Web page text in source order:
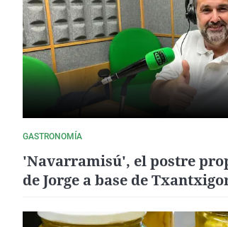
GASTRONOMÍA
'Navarramisú', el postre
de Jorge a base de